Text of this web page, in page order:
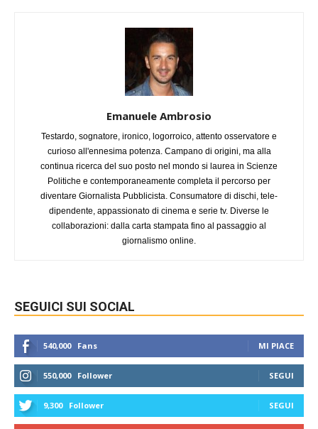
Emanuele Ambrosio
Testardo, sognatore, ironico, logorroico, attento osservatore e
curioso all'ennesima potenza. Campano di origini, ma alla
continua ricerca del suo posto nel mondo si laurea in Scienze
Politiche e contemporaneamente completa il percorso per
diventare Giornalista Pubblicista. Consumatore di dischi, tele-
dipendente, appassionato di cinema e serie tv. Diverse le
collaborazioni: dalla carta stampata fino al passaggio al
giornalismo online.
SEGUICI SUI SOCIAL
540,000 Fans MI PIACE
550,000 Follower SEGUI
9,300 Follower SEGUI